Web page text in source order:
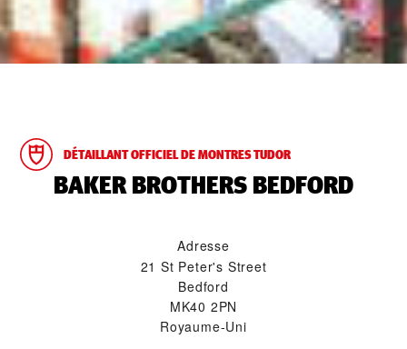
DÉTAILLANT OFFICIEL DE MONTRES TUDOR
‭BAKER BROTHERS BEDFORD‬
Adresse
21 St Peter's Street
Bedford
MK40 2PN
Royaume-Uni